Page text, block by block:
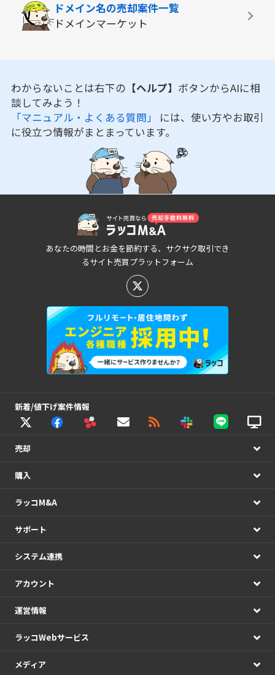
ドメイン名の売却案件一覧
ドメインマーケット
わからないことは右下の 【ヘルプ】 ボタンからAIに相
談してみよう！
「マニュアル・よくある質問」 には、使い方やお取引
に役立つ情報がまとまっています。
あなたの時間とお金を節約する、サクサク取引でき
るサイト売買プラットフォーム
新着/値下げ案件情報
売却
購入
ラッコM&A
サポート
システム連携
アカウント
運営情報
ラッコWebサービス
メディア